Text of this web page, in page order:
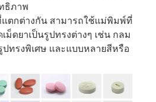
ธิภาพ
ตกต่างกัน สามารถใช้แม่พิมพ์ที่
ม็ดยาเป็นรูปทรงต่างๆ เช่น กลม
ปทรงพิเศษ และแบบหลายสีหรือ